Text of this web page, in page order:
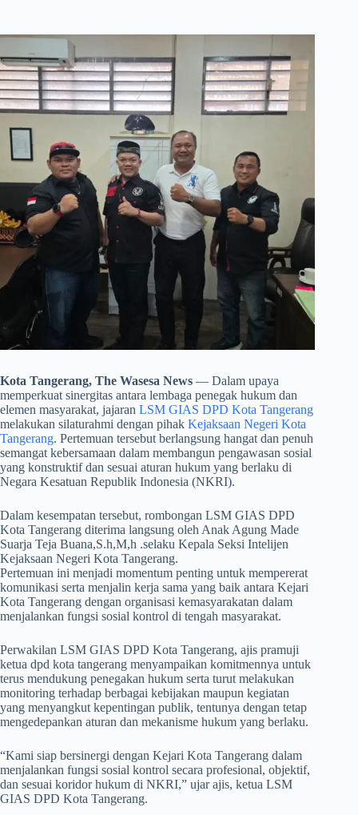
Kota Tangerang, The Wasesa News — Dalam upaya
memperkuat sinergitas antara lembaga penegak hukum dan
elemen masyarakat, jajaran LSM GIAS DPD Kota Tangerang
melakukan silaturahmi dengan pihak Kejaksaan Negeri Kota
Tangerang. Pertemuan tersebut berlangsung hangat dan penuh
semangat kebersamaan dalam membangun pengawasan sosial
yang konstruktif dan sesuai aturan hukum yang berlaku di
Negara Kesatuan Republik Indonesia (NKRI).
Dalam kesempatan tersebut, rombongan LSM GIAS DPD
Kota Tangerang diterima langsung oleh Anak Agung Made
Suarja Teja Buana,S.h,M,h .selaku Kepala Seksi Intelijen
Kejaksaan Negeri Kota Tangerang.
Pertemuan ini menjadi momentum penting untuk mempererat
komunikasi serta menjalin kerja sama yang baik antara Kejari
Kota Tangerang dengan organisasi kemasyarakatan dalam
menjalankan fungsi sosial kontrol di tengah masyarakat.
Perwakilan LSM GIAS DPD Kota Tangerang, ajis pramuji
ketua dpd kota tangerang menyampaikan komitmennya untuk
terus mendukung penegakan hukum serta turut melakukan
monitoring terhadap berbagai kebijakan maupun kegiatan
yang menyangkut kepentingan publik, tentunya dengan tetap
mengedepankan aturan dan mekanisme hukum yang berlaku.
“Kami siap bersinergi dengan Kejari Kota Tangerang dalam
menjalankan fungsi sosial kontrol secara profesional, objektif,
dan sesuai koridor hukum di NKRI,” ujar ajis, ketua LSM
GIAS DPD Kota Tangerang.